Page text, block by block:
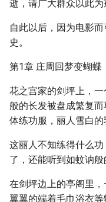
逝，请广大群众以此为
自此以后，因为电影
史。
第1章 庄周回梦变蝴蝶
花之宫家的剑坪上，
般的长发被盘成繁复
体练功服，丽人雪白的
这丽人不知练得什么
了，还能听到如蚊讷般
在剑坪边上的亭阁里
翼翼的端着毛巾浴衣等